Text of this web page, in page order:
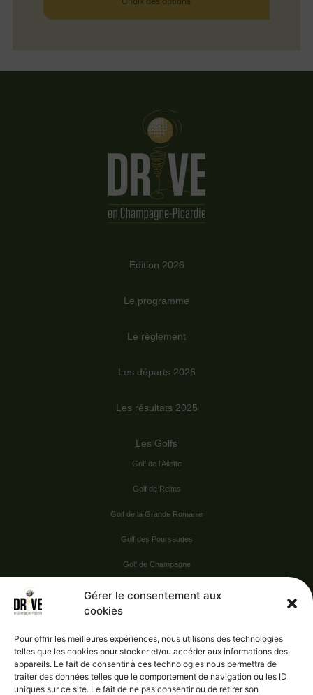
Gérer le consentement aux
cookies
Pour offrir les meilleures expériences, nous utilisons des technologies
telles que les cookies pour stocker et/ou accéder aux informations des
appareils. Le fait de consentir à ces technologies nous permettra de
traiter des données telles que le comportement de navigation ou les ID
uniques sur ce site. Le fait de ne pas consentir ou de retirer son
Edition 2026
Le programme
Le règlement
Les départs 2026
Les résultats 2025
Les Golfs
Golf de l’Ailette
Golf de Reims
Golf de la Grande Romanie
Golf des Poursaudes
Golf de Champagne
Vie pratique